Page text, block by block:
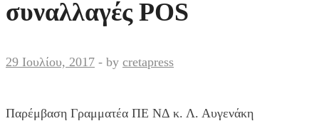
συναλλαγές POS
29 Ιουλίου, 2017 - by cretapress
Παρέμβαση Γραμματέα ΠΕ ΝΔ κ. Λ. Αυγενάκη